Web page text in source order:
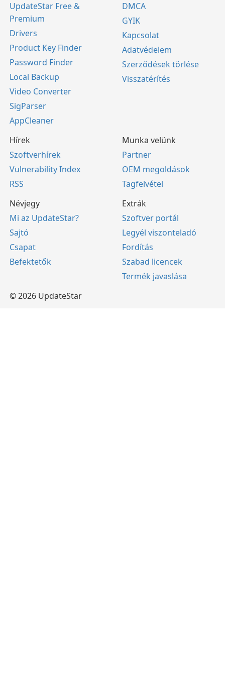
UpdateStar Free &
Premium
Drivers
Product Key Finder
Password Finder
Local Backup
Video Converter
SigParser
AppCleaner
DMCA
GYIK
Kapcsolat
Adatvédelem
Szerződések törlése
Visszatérítés
Hírek
Szoftverhírek
Vulnerability Index
RSS
Munka velünk
Partner
OEM megoldások
Tagfelvétel
Névjegy
Mi az UpdateStar?
Sajtó
Csapat
Befektetők
Extrák
Szoftver portál
Legyél viszonteladó
Fordítás
Szabad licencek
Termék javaslása
© 2026 UpdateStar